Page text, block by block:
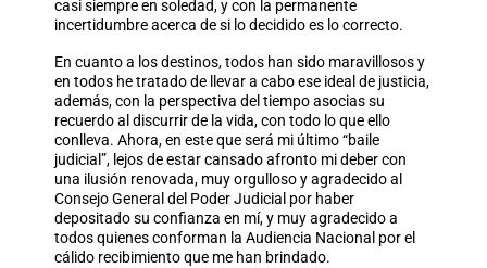
casi siempre en soledad, y con la permanente
incertidumbre acerca de si lo decidido es lo correcto.
En cuanto a los destinos, todos han sido maravillosos y
en todos he tratado de llevar a cabo ese ideal de justicia,
además, con la perspectiva del tiempo asocias su
recuerdo al discurrir de la vida, con todo lo que ello
conlleva. Ahora, en este que será mi último “baile
judicial”, lejos de estar cansado afronto mi deber con
una ilusión renovada, muy orgulloso y agradecido al
Consejo General del Poder Judicial por haber
depositado su confianza en mí, y muy agradecido a
todos quienes conforman la Audiencia Nacional por el
cálido recibimiento que me han brindado.